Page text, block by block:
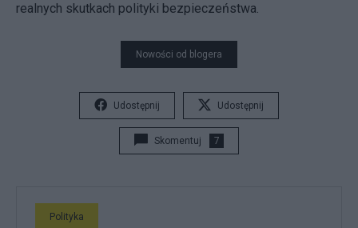
realnych skutkach polityki bezpieczeństwa.
Nowości od blogera
Udostępnij Udostępnij
Skomentuj 7
Polityka